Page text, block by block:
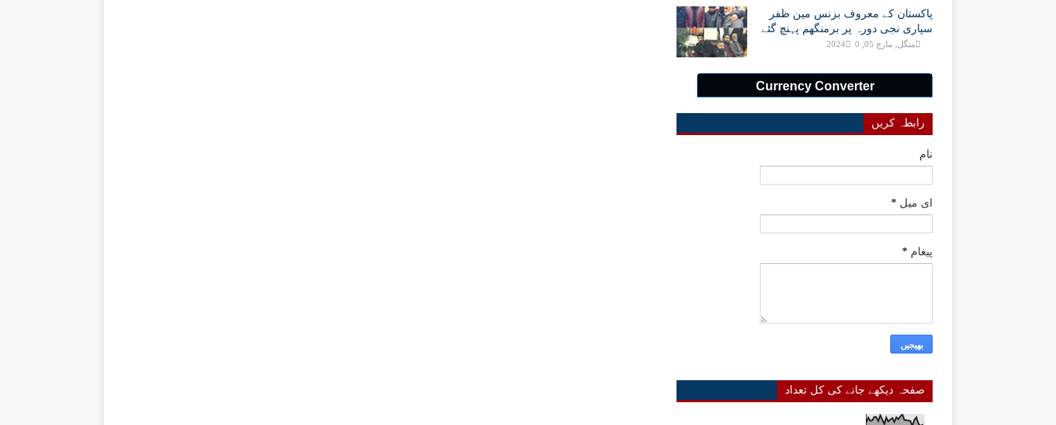
پاکستان کے معروف بزنس مین ظفر
سپاری نجی دورہ پر برمنگھم پہنچ گئے
منگل, مارچ 05, 2024 0
Currency Converter
رابطہ کریں
نام
ای میل *
پیغام *
صفحہ دیکھے جانے کی کل تعداد